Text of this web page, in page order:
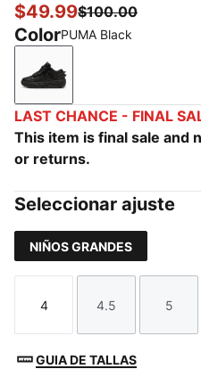
$49.99$100.00
ColorPUMA Black
PUMA Black
LAST CHANCE - FINAL
This item is final sale and
or returns.
Seleccionar ajuste
NIÑOS GRANDES
Talla
4
Talla
4.5
Talla
5
GUIA DE TALLAS